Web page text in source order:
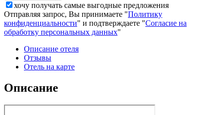
хочу получать самые выгодные предложения
Отправляя запрос, Вы принимаете "Политику
конфиденциальности" и подтверждаете "Согласие на
обработку персональных данных"
Описание отеля
Отзывы
Отель на карте
Описание